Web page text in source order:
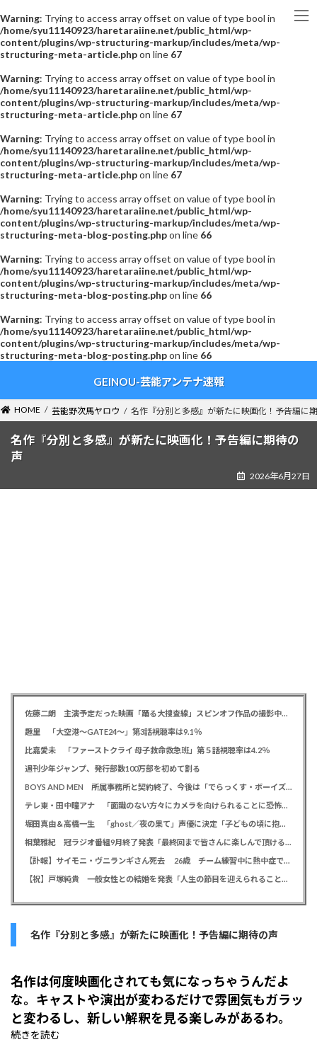
Warning: Trying to access array offset on value of type bool in
/home/syu11140923/haretaraiine.net/public_html/wp-
content/plugins/wp-structuring-markup/includes/meta/wp-
structuring-meta-article.phpon line 67
Warning: Trying to access array offset on value of type bool in
/home/syu11140923/haretaraiine.net/public_html/wp-
content/plugins/wp-structuring-markup/includes/meta/wp-
structuring-meta-article.phpon line 67
Warning: Trying to access array offset on value of type bool in
/home/syu11140923/haretaraiine.net/public_html/wp-
content/plugins/wp-structuring-markup/includes/meta/wp-
structuring-meta-article.phpon line 67
Warning: Trying to access array offset on value of type bool in
/home/syu11140923/haretaraiine.net/public_html/wp-
content/plugins/wp-structuring-markup/includes/meta/wp-
structuring-meta-blog-posting.phpon line 66
Warning: Trying to access array offset on value of type bool in
/home/syu11140923/haretaraiine.net/public_html/wp-
content/plugins/wp-structuring-markup/includes/meta/wp-
structuring-meta-blog-posting.phpon line 66
Warning: Trying to access array offset on value of type bool in
/home/syu11140923/haretaraiine.net/public_html/wp-
content/plugins/wp-structuring-markup/includes/meta/wp-
structuring-meta-blog-posting.phpon line 66
ン
ツ
ー
シ
GEINOU-芸能アンテナ速報
HOME 芸能野次馬ヤロウ 名作『分別と多感』が新たに映画化！予告編に
名作『分別と多感』が新たに映画化！予告編に期待の
声
2026年6月27日
佐藤二朗 主演予定だった映画「踊る大捜査線」スピンオフ作品の撮影中止が正式に決定か
趣里 「大空港～GATE24～」第3話視聴率は9.1％
比嘉愛未 「ファーストクライ 母子救命救急班」第５話視聴率は4.2％
週刊少年ジャンプ、発行部数100万部を初めて割る
BOYS AND MEN 所属事務所と契約終了、今後は「でらっくす・ボーイズ」として活動
テレ東・田中瞳アナ 「面識のない方々にカメラを向けられることに恐怖を」 ロケ撮影時に勝手に撮影してくる人に注意喚起
堀田真由＆高橋一生 「ghost／夜の果て」声優に決定「子どもの頃に抱いていた言葉にはできない沢山の感情を思い出しました」
相葉雅紀 冠ラジオ番組9月終了発表「最終回まで皆さんに楽しんで頂ける番組を」、ファンからは悲しみの声
【訃報】サイモニ・ヴニランギさん死去 26歳 チーム練習中に熱中症で搬送 ラグビー・九州電力キューデンヴォルテクス選手
【祝】戸塚純貴 一般女性との結婚を発表「人生の節目を迎えられること、心より感謝しております」
名作『分別と多感』が新たに映画化！予告編に期待の声
名作は何度映画化されても気になっちゃうんだよ
な。キャストや演出が変わるだけで雰囲気もガラッ
と変わるし、新しい解釈を見る楽しみがあるわ。
続きを読む